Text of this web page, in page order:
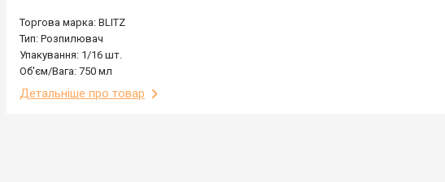
Торгова марка: BLITZ
Тип: Розпилювач
Упакування: 1/16 шт.
Об'єм/Вага: 750 мл
Детальніше про товар